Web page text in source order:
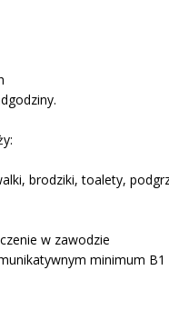
brodziki, toalety,
w zawodzie
minimum B1